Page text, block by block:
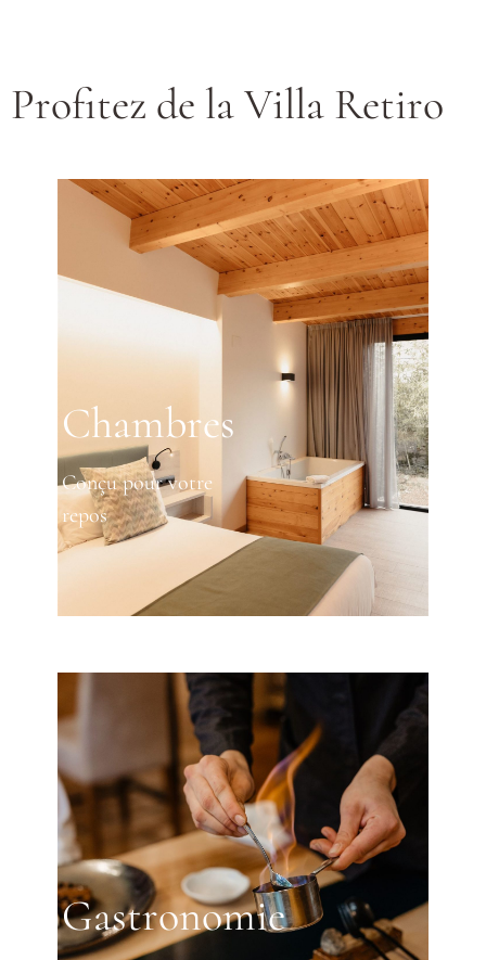
Profitez de la Villa Retiro
Chambres
Conçu pour votre
repos
Gastronomie